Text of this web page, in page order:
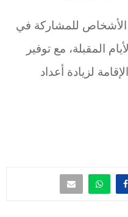
للمشاركة في
المقبلة، مع توفير
لزيادة أعداد